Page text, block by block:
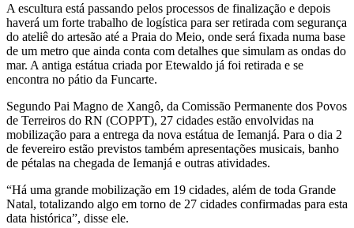
A escultura está passando pelos processos de finalização e depois
haverá um forte trabalho de logística para ser retirada com segurança
do ateliê do artesão até a Praia do Meio, onde será fixada numa base
de um metro que ainda conta com detalhes que simulam as ondas do
mar. A antiga estátua criada por Etewaldo já foi retirada e se
encontra no pátio da Funcarte.
Segundo Pai Magno de Xangô, da Comissão Permanente dos Povos
de Terreiros do RN (COPPT), 27 cidades estão envolvidas na
mobilização para a entrega da nova estátua de Iemanjá. Para o dia 2
de fevereiro estão previstos também apresentações musicais, banho
de pétalas na chegada de Iemanjá e outras atividades.
“Há uma grande mobilização em 19 cidades, além de toda Grande
Natal, totalizando algo em torno de 27 cidades confirmadas para esta
data histórica”, disse ele.